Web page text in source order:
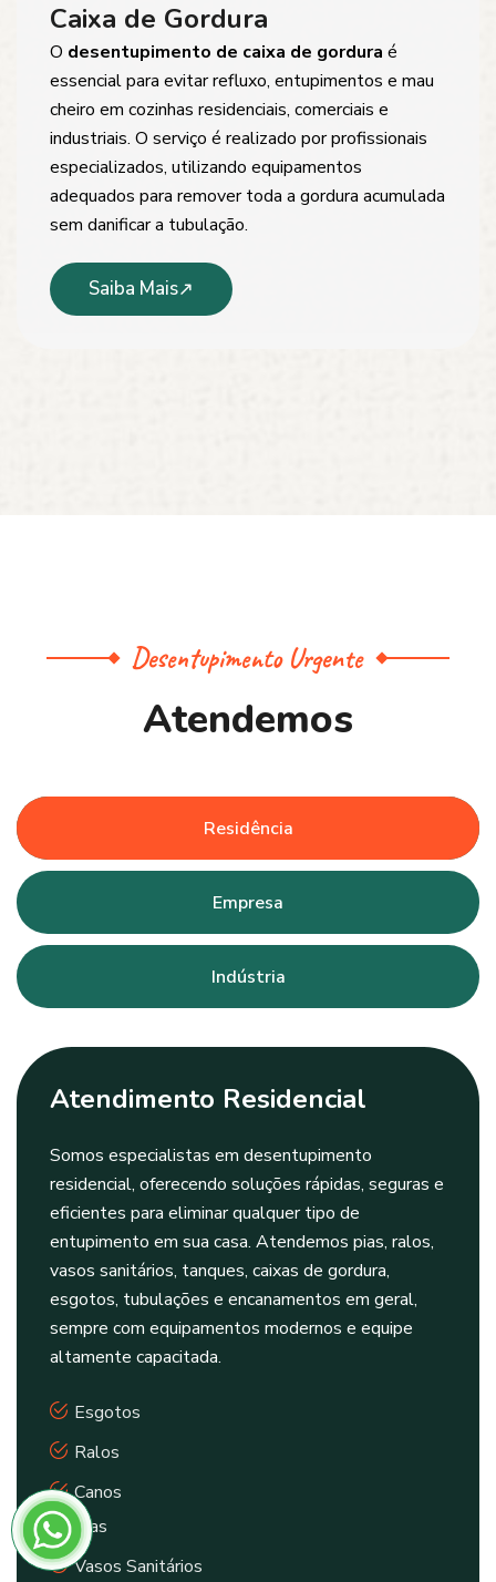
Caixa de Gordura
O desentupimento de caixa de gordura é
essencial para evitar refluxo, entupimentos e mau
cheiro em cozinhas residenciais, comerciais e
industriais. O serviço é realizado por profissionais
especializados, utilizando equipamentos
adequados para remover toda a gordura acumulada
sem danificar a tubulação.
Saiba Mais
Desentupimento Urgente
Atendemos
Residência
Empresa
Indústria
Atendimento Residencial
Somos especialistas em desentupimento
residencial, oferecendo soluções rápidas, seguras e
eficientes para eliminar qualquer tipo de
entupimento em sua casa. Atendemos pias, ralos,
vasos sanitários, tanques, caixas de gordura,
esgotos, tubulações e encanamentos em geral,
sempre com equipamentos modernos e equipe
altamente capacitada.
Esgotos
Ralos
Canos
Pias
Vasos Sanitários